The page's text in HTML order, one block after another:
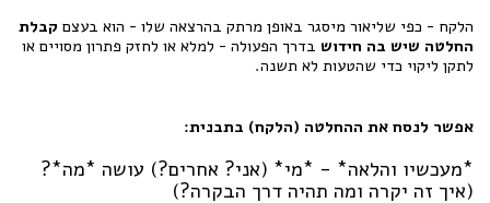
הלקח - כפי שליאור מיסגר באופן מרתק בהרצאה שלו - הוא בעצם קבלת
החלטה שיש בה חידוש בדרך הפעולה - למלא או לחזק פתרון מסויים או
לתקן ליקוי כדי שהטעות לא תשנה.
אפשר לנסח את ההחלטה (הלקח) בתבנית:
*מעכשיו והלאה* - *מי* (אני? אחרים?) עושה *מה*?
(איך זה יקרה ומה תהיה דרך הבקרה?)